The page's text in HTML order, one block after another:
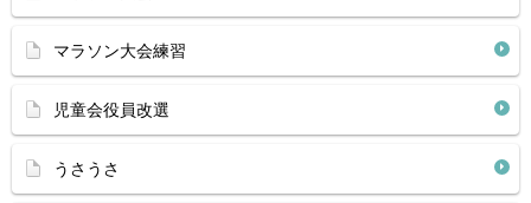
マラソン大会練習
児童会役員改選
うさうさ